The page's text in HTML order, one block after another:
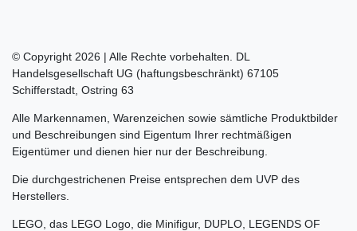
© Copyright 2026 | Alle Rechte vorbehalten. DL
Handelsgesellschaft UG (haftungsbeschränkt) 67105
Schifferstadt, Ostring 63
Alle Markennamen, Warenzeichen sowie sämtliche Produktbilder
und Beschreibungen sind Eigentum Ihrer rechtmäßigen
Eigentümer und dienen hier nur der Beschreibung.
Die durchgestrichenen Preise entsprechen dem UVP des
Herstellers.
LEGO, das LEGO Logo, die Minifigur, DUPLO, LEGENDS OF